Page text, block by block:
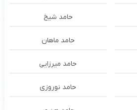
حامد شیخ
حامد ماهان
حامد میرزایی
حامد نوروزی